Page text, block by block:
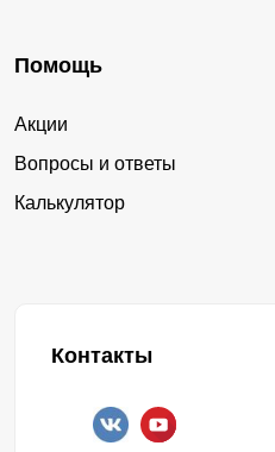
Помощь
Акции
Вопросы и ответы
Калькулятор
Контакты